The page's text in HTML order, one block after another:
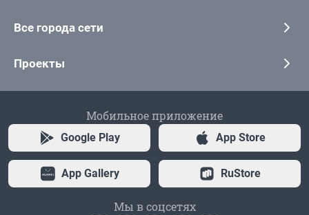
Все города сети
Проекты
Мобильное приложение
Google Play App Store
App Gallery RuStore
Мы в соцсетях